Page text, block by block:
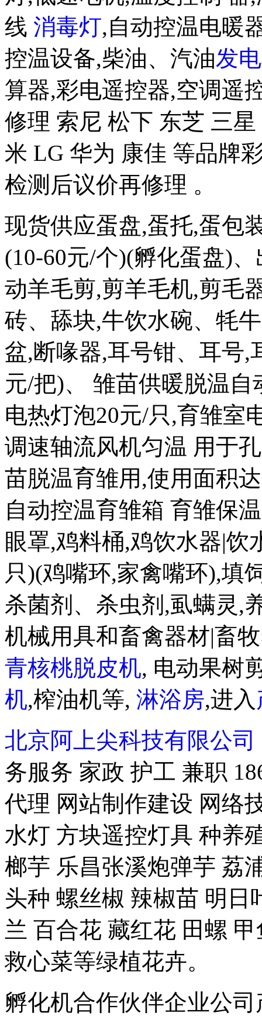
线 消毒灯,自动控温电暖
控温设备,柴油、汽油发
算器,彩电遥控器,空调遥
修理 索尼 松下 东芝 三
米 LG 华为 康佳 等品牌
检测后议价再修理 。
现货供应蛋盘,蛋托,蛋包
(10-60元/个)(孵化蛋盘)
动羊毛剪,剪羊毛机,剪毛
砖、舔块,牛饮水碗、牦
盆,断喙器,耳号钳、耳号,
元/把)、 雏苗供暖脱温
电热灯泡20元/只,育雏室
调速轴流风机匀温 用于
苗脱温育雏用,使用面积
自动控温育雏箱 育雏保
眼罩,鸡料桶,鸡饮水器|饮
只)(鸡嘴环,家禽嘴环),填
杀菌剂、杀虫剂,虱螨灵,
机械用具和畜禽器材|畜
青核桃脱皮机, 电动果树
机,榨油机等, 淋浴房,进入
北京阿上尖科技有限公司
务服务 家政 护工 兼职
代理 网站制作建设 网络
水灯 方块遥控灯具 种养
榔芋 乐昌张溪炮弹芋 荔
头种 螺丝椒 辣椒苗 明日
兰 百合花 藏红花 田螺
救心菜等绿植花卉。
孵化机合作伙伴企业公